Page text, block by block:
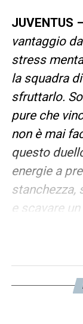
JUVENTUS
vantaggio
stress
la squadra
sfruttarlo.
pure che
non è mai
questo
energie a
stanchezza,
e scavare
GOL ALLA
il Napoli,
gol alla